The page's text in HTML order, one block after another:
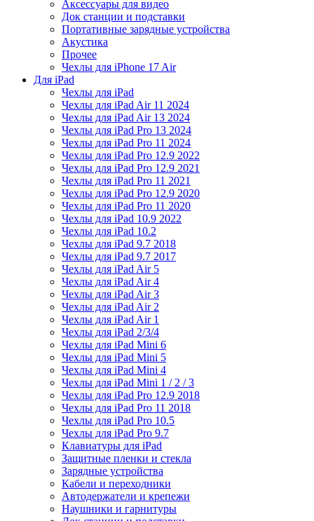
Аксессуары для видео
Док станции и подставки
Портативные зарядные устройства
Акустика
Прочее
Чехлы для iPhone 17 Air
Для iPad
Чехлы для iPad
Чехлы для iPad Air 11 2024
Чехлы для iPad Air 13 2024
Чехлы для iPad Pro 13 2024
Чехлы для iPad Pro 11 2024
Чехлы для iPad Pro 12.9 2022
Чехлы для iPad Pro 12.9 2021
Чехлы для iPad Pro 11 2021
Чехлы для iPad Pro 12.9 2020
Чехлы для iPad Pro 11 2020
Чехлы для iPad 10.9 2022
Чехлы для iPad 10.2
Чехлы для iPad 9.7 2018
Чехлы для iPad 9.7 2017
Чехлы для iPad Air 5
Чехлы для iPad Air 4
Чехлы для iPad Air 3
Чехлы для iPad Air 2
Чехлы для iPad Air 1
Чехлы для iPad 2/3/4
Чехлы для iPad Mini 6
Чехлы для iPad Mini 5
Чехлы для iPad Mini 4
Чехлы для iPad Mini 1 / 2 / 3
Чехлы для iPad Pro 12.9 2018
Чехлы для iPad Pro 11 2018
Чехлы для iPad Pro 10.5
Чехлы для iPad Pro 9.7
Клавиатуры для iPad
Защитные пленки и стекла
Зарядные устройства
Кабели и переходники
Автодержатели и крепежи
Наушники и гарнитуры